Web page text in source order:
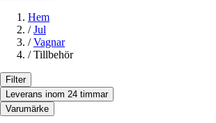
Hem
/ Jul
/ Vagnar
/ Tillbehör
Filter
Leverans inom 24 timmar
Varumärke